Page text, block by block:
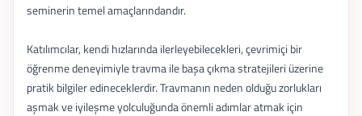
seminerin temel amaçlarındandır.
Katılımcılar, kendi hızlarında ilerleyebilecekleri, çevrimiçi bir
öğrenme deneyimiyle travma ile başa çıkma stratejileri üzerine
pratik bilgiler edineceklerdir. Travmanın neden olduğu zorlukları
aşmak ve iyileşme yolculuğunda önemli adımlar atmak için